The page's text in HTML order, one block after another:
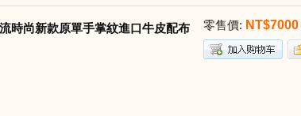
時尚新款原單手掌紋進口牛皮配布
零售價: NT$7000